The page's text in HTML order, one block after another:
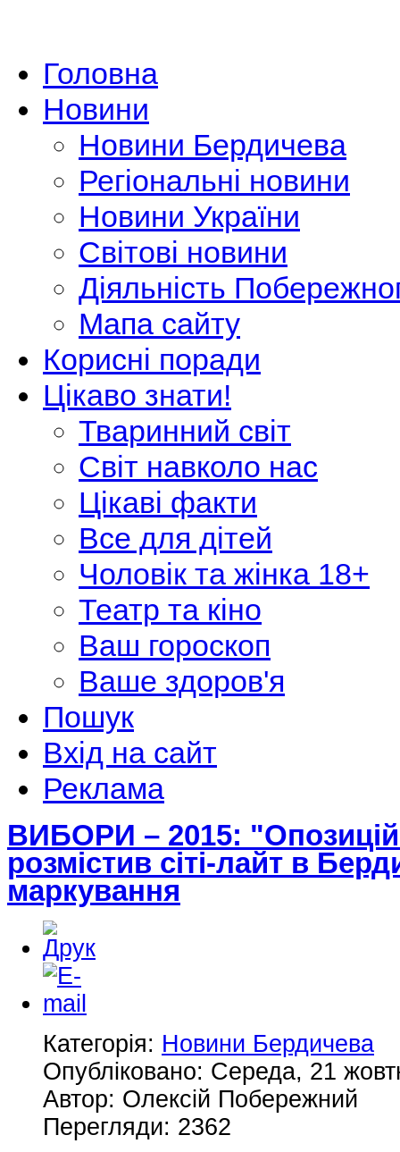
Головна
Новини
Новини Бердичева
Регіональні новини
Новини України
Світові новини
Діяльність
Мапа сайту
Корисні поради
Цікаво знати!
Тваринний світ
Світ навколо нас
Цікаві факти
Все для дітей
Чоловік та жінка 18+
Театр та кіно
Ваш гороскоп
Ваше здоров'я
Пошук
Вхід на сайт
Реклама
ВИБОРИ – 2015:
розмістив сіті-лайт в
маркування
Категорія: Новини Бердичева
Опубліковано: Середа, 21
Автор: Олексій Побережний
Перегляди: 2362